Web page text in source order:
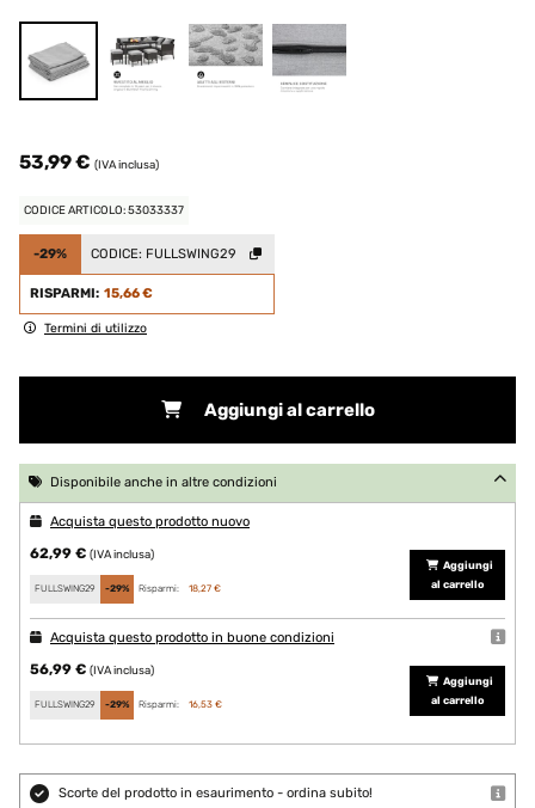
53,99 € (IVA inclusa)
CODICE ARTICOLO: 53033337
-29% CODICE: FULLSWING29
RISPARMI: 15,66 €
Termini di utilizzo
Aggiungi al carrello
Disponibile anche in altre condizioni
Acquista questo prodotto nuovo
62,99 € (IVA inclusa)
FULLSWING29 -29% Risparmi: 18,27 €
Aggiungi
al carrello
Acquista questo prodotto in buone condizioni
56,99 € (IVA inclusa)
FULLSWING29 -29% Risparmi: 16,53 €
Aggiungi
al carrello
Scorte del prodotto in esaurimento - ordina subito!